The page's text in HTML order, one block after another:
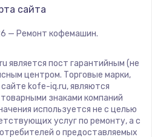
Astoria
MOZZAFIATO
Vivitek
Hisense
сайта
— Ремонт кофемашин.
является пост гарантийным (не
центром. Торговые марки,
kofe-iq.ru, являются
знаками компаний
используется не с целью
услуг по ремонту, а с
о предоставляемых